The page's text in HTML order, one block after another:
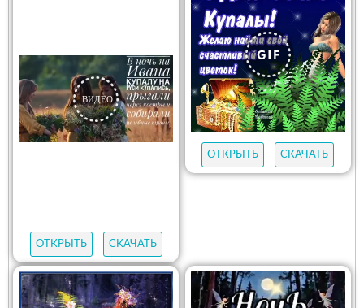
ОТКРЫТЬ СКАЧАТЬ
ОТКРЫТЬ СКАЧАТЬ